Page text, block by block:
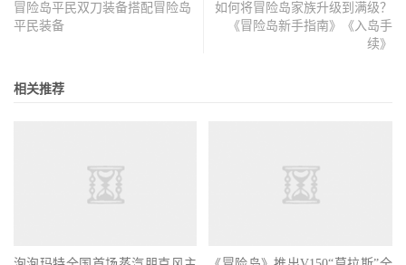
冒险岛平民双刀装备搭配冒险岛
平民装备
如何将冒险岛家族升级到满级？
《冒险岛新手指南》《入岛手
续》
相关推荐